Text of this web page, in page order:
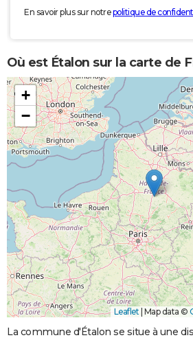
En savoir plus sur notrepolitique de
Où est Étalon sur la carte de
+
−
Leaflet Map data ©
La commune d'Étalon se situe à une